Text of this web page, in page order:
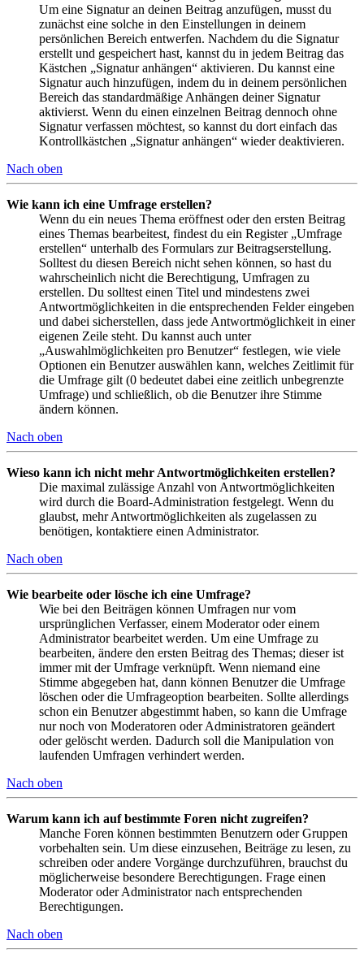
Um eine Signatur an deinen Beitrag anzufügen, musst du
zunächst eine solche in den Einstellungen in deinem
persönlichen Bereich entwerfen. Nachdem du die Signatur
erstellt und gespeichert hast, kannst du in jedem Beitrag das
Kästchen „Signatur anhängen“ aktivieren. Du kannst eine
Signatur auch hinzufügen, indem du in deinem persönlichen
Bereich das standardmäßige Anhängen deiner Signatur
aktivierst. Wenn du einen einzelnen Beitrag dennoch ohne
Signatur verfassen möchtest, so kannst du dort einfach das
Kontrollkästchen „Signatur anhängen“ wieder deaktivieren.
Nach oben
Wie kann ich eine Umfrage erstellen?
Wenn du ein neues Thema eröffnest oder den ersten Beitrag
eines Themas bearbeitest, findest du ein Register „Umfrage
erstellen“ unterhalb des Formulars zur Beitragserstellung.
Solltest du diesen Bereich nicht sehen können, so hast du
wahrscheinlich nicht die Berechtigung, Umfragen zu
erstellen. Du solltest einen Titel und mindestens zwei
Antwortmöglichkeiten in die entsprechenden Felder eingeben
und dabei sicherstellen, dass jede Antwortmöglichkeit in einer
eigenen Zeile steht. Du kannst auch unter
„Auswahlmöglichkeiten pro Benutzer“ festlegen, wie viele
Optionen ein Benutzer auswählen kann, welches Zeitlimit für
die Umfrage gilt (0 bedeutet dabei eine zeitlich unbegrenzte
Umfrage) und schließlich, ob die Benutzer ihre Stimme
ändern können.
Nach oben
Wieso kann ich nicht mehr Antwortmöglichkeiten erstellen?
Die maximal zulässige Anzahl von Antwortmöglichkeiten
wird durch die Board-Administration festgelegt. Wenn du
glaubst, mehr Antwortmöglichkeiten als zugelassen zu
benötigen, kontaktiere einen Administrator.
Nach oben
Wie bearbeite oder lösche ich eine Umfrage?
Wie bei den Beiträgen können Umfragen nur vom
ursprünglichen Verfasser, einem Moderator oder einem
Administrator bearbeitet werden. Um eine Umfrage zu
bearbeiten, ändere den ersten Beitrag des Themas; dieser ist
immer mit der Umfrage verknüpft. Wenn niemand eine
Stimme abgegeben hat, dann können Benutzer die Umfrage
löschen oder die Umfrageoption bearbeiten. Sollte allerdings
schon ein Benutzer abgestimmt haben, so kann die Umfrage
nur noch von Moderatoren oder Administratoren geändert
oder gelöscht werden. Dadurch soll die Manipulation von
laufenden Umfragen verhindert werden.
Nach oben
Warum kann ich auf bestimmte Foren nicht zugreifen?
Manche Foren können bestimmten Benutzern oder Gruppen
vorbehalten sein. Um diese einzusehen, Beiträge zu lesen, zu
schreiben oder andere Vorgänge durchzuführen, brauchst du
möglicherweise besondere Berechtigungen. Frage einen
Moderator oder Administrator nach entsprechenden
Berechtigungen.
Nach oben